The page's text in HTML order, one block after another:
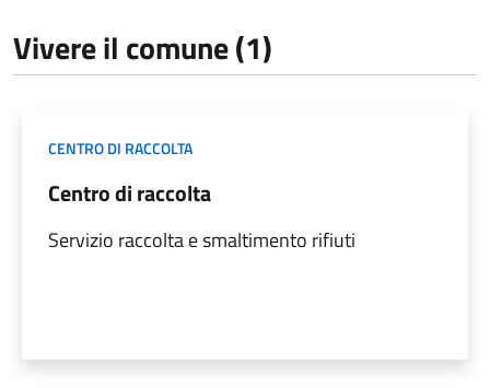
Vivere il comune (1)
CENTRO DI RACCOLTA
Centro di raccolta
Servizio raccolta e smaltimento rifiuti